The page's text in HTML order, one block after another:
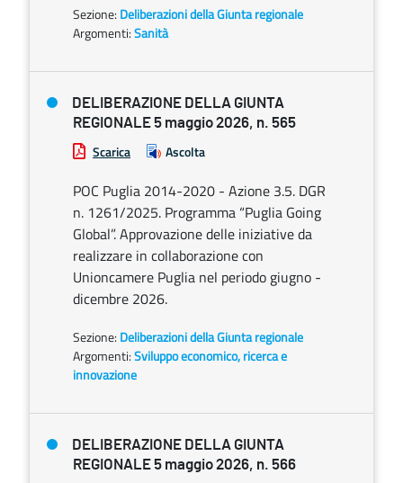
Sezione: Deliberazioni della Giunta regionale
Argomenti:Sanità
DELIBERAZIONE DELLA GIUNTA
REGIONALE 5 maggio 2026, n. 565
Scarica Ascolta
POC Puglia 2014-2020 - Azione 3.5. DGR
n. 1261/2025. Programma “Puglia Going
Global”. Approvazione delle iniziative da
realizzare in collaborazione con
Unioncamere Puglia nel periodo giugno -
dicembre 2026.
Sezione: Deliberazioni della Giunta regionale
Argomenti:Sviluppo economico, ricerca e
innovazione
DELIBERAZIONE DELLA GIUNTA
REGIONALE 5 maggio 2026, n. 566